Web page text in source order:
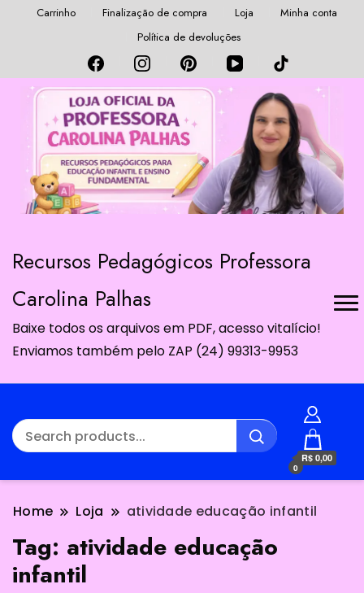
Carrinho Finalização de compra Loja
Minha conta
Política de devoluções
Recursos Pedagógicos Professora
Carolina Palhas
Baixe todos os arquivos em PDF, acesso vitalício!
Enviamos também pelo ZAP (24) 99313-9953
0
R$ 0,00
Home Loja atividade educação infantil
Tag: atividade educação
infantil